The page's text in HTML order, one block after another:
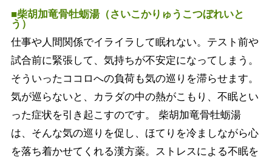
■柴胡加竜骨牡蛎湯（さいこかりゅうこつぼれいと
う）
仕事や人間関係でイライラして眠れない。テスト前や
試合前に緊張して、気持ちが不安定になってしまう。
そういったココロへの負荷も気の巡りを滞らせます。
気が巡らないと、カラダの中の熱がこもり、不眠とい
った症状を引き起こすのです。 柴胡加竜骨牡蛎湯
は、そんな気の巡りを促し、ほてりを冷ましながら心
を落ち着かせてくれる漢方薬。ストレスによる不眠を